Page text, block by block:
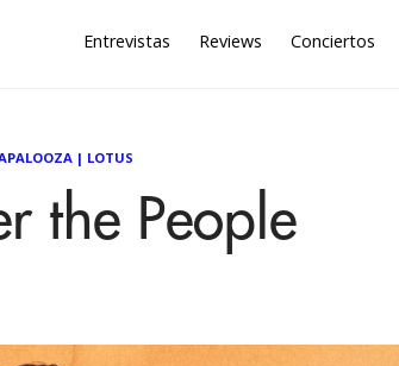
Entrevistas Reviews Conciertos
| LOTUS
the People